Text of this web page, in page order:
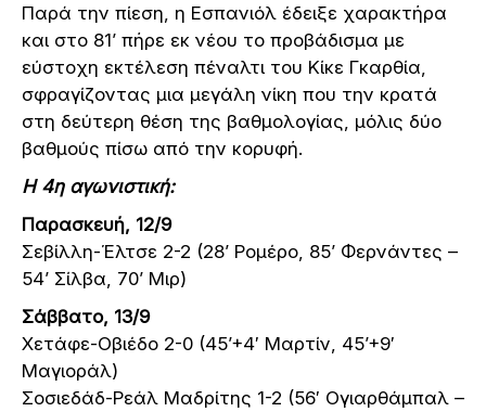
Παρά την πίεση, η Εσπανιόλ έδειξε χαρακτήρα
και στο 81’ πήρε εκ νέου το προβάδισμα με
εύστοχη εκτέλεση πέναλτι του Κίκε Γκαρθία,
σφραγίζοντας μια μεγάλη νίκη που την κρατά
στη δεύτερη θέση της βαθμολογίας, μόλις δύο
βαθμούς πίσω από την κορυφή.
H 4η αγωνιστική:
Παρασκευή, 12/9
Σεβίλλη-Έλτσε 2-2 (28’ Ρομέρο, 85’ Φερνάντες –
54’ Σίλβα, 70’ Μιρ)
Σάββατο, 13/9
Χετάφε-Οβιέδο 2-0 (45’+4′ Μαρτίν, 45’+9′
Μαγιοράλ)
Σοσιεδάδ-Ρεάλ Μαδρίτης 1-2 (56′ Ογιαρθάμπαλ –